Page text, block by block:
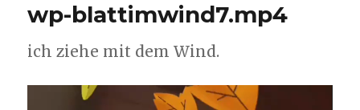
wp-blattimwind7.mp4
ich ziehe mit dem Wind.